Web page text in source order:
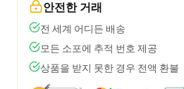
안전한 거래
전 세계 어디든 배송
모든 소포에 추적 번호 제공
상품을 받지 못한 경우 전액 환불